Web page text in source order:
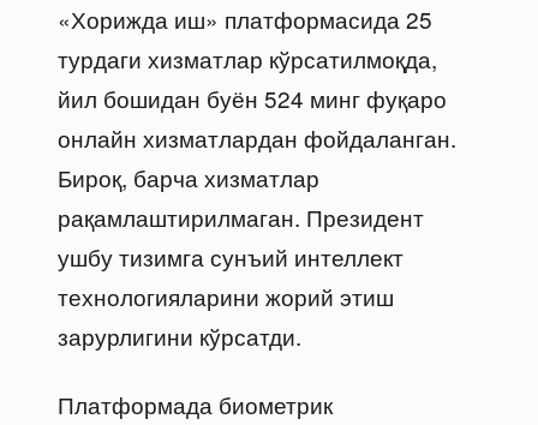
«Хорижда иш» платформасида 25
турдаги хизматлар кўрсатилмоқда,
йил бошидан буён 524 минг фуқаро
онлайн хизматлардан фойдаланган.
Бироқ, барча хизматлар
рақамлаштирилмаган. Президент
ушбу тизимга сунъий интеллект
технологияларини жорий этиш
зарурлигини кўрсатди.
Платформада биометрик